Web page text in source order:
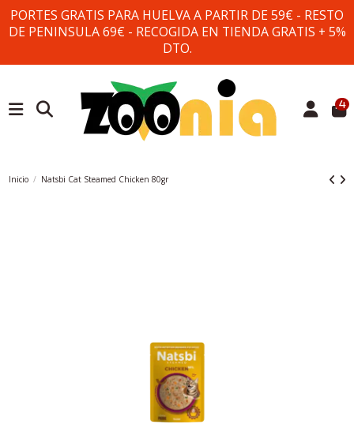
PORTES GRATIS PARA HUELVA A PARTIR DE 59€ - RESTO
DE PENINSULA 69€ - RECOGIDA EN TIENDA GRATIS + 5%
DTO.
4
Inicio Natsbi Cat Steamed Chicken 80gr